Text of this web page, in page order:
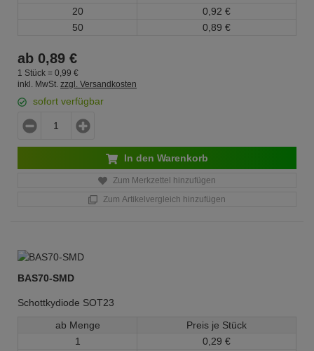
20
0, 92 €
50
0, 89 €
ab 0,89 €
1 Stück = 0, 99 €
inkl. MwSt. zzgl. Versandkosten
sofort verfügbar
In den Warenkorb
Zum Merkzettel hinzufügen
Zum Artikelvergleich hinzufügen
BAS70-SMD
Schottkydiode SOT23
ab Menge
Preis je Stück
1
0, 29 €